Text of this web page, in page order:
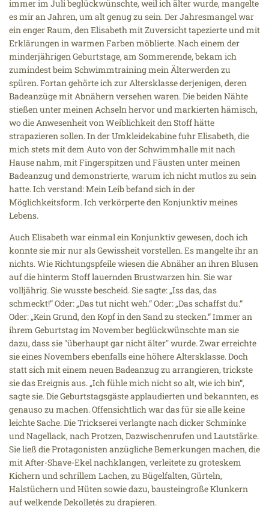
immer im Juli beglückwünschte, weil ich älter wurde, mangelte
es mir an Jahren, um alt genug zu sein. Der Jahresmangel war
ein enger Raum, den Elisabeth mit Zuversicht tapezierte und mit
Erklärungen in warmen Farben möblierte. Nach einem der
minderjährigen Geburtstage, am Sommerende, bekam ich
zumindest beim Schwimmtraining mein Älterwerden zu
spüren. Fortan gehörte ich zur Altersklasse derjenigen, deren
Badeanzüge mit Abnähern versehen waren. Die beiden Nähte
stießen unter meinen Achseln hervor und markierten hämisch,
wo die Anwesenheit von Weiblichkeit den Stoff hätte
strapazieren sollen. In der Umkleidekabine fuhr Elisabeth, die
mich stets mit dem Auto von der Schwimmhalle mit nach
Hause nahm, mit Fingerspitzen und Fäusten unter meinen
Badeanzug und demonstrierte, warum ich nicht mutlos zu sein
hatte. Ich verstand: Mein Leib befand sich in der
Möglichkeitsform. Ich verkörperte den Konjunktiv meines
Lebens.
Auch Elisabeth war einmal ein Konjunktiv gewesen, doch ich
konnte sie mir nur als Gewissheit vorstellen. Es mangelte ihr an
nichts. Wie Richtungspfeile wiesen die Abnäher an ihren Blusen
auf die hinterm Stoff lauernden Brustwarzen hin. Sie war
volljährig. Sie wusste bescheid. Sie sagte: „Iss das, das
schmeckt!“ Oder: „Das tut nicht weh.“ Oder: „Das schaffst du.“
Oder: „Kein Grund, den Kopf in den Sand zu stecken.“ Immer an
ihrem Geburtstag im November beglückwünschte man sie
dazu, dass sie "überhaupt gar nicht älter" wurde. Zwar erreichte
sie eines Novembers ebenfalls eine höhere Altersklasse. Doch
statt sich mit einem neuen Badeanzug zu arrangieren, trickste
sie das Ereignis aus. „Ich fühle mich nicht so alt, wie ich bin“,
sagte sie. Die Geburtstagsgäste applaudierten und bekannten, es
genauso zu machen. Offensichtlich war das für sie alle keine
leichte Sache. Die Trickserei verlangte nach dicker Schminke
und Nagellack, nach Protzen, Dazwischenrufen und Lautstärke.
Sie ließ die Protagonisten anzügliche Bemerkungen machen, die
mit After-Shave-Ekel nachklangen, verleitete zu groteskem
Kichern und schrillem Lachen, zu Bügelfalten, Gürteln,
Halstüchern und Hüten sowie dazu, bausteingroße Klunkern
auf welkende Dekolletés zu drapieren.